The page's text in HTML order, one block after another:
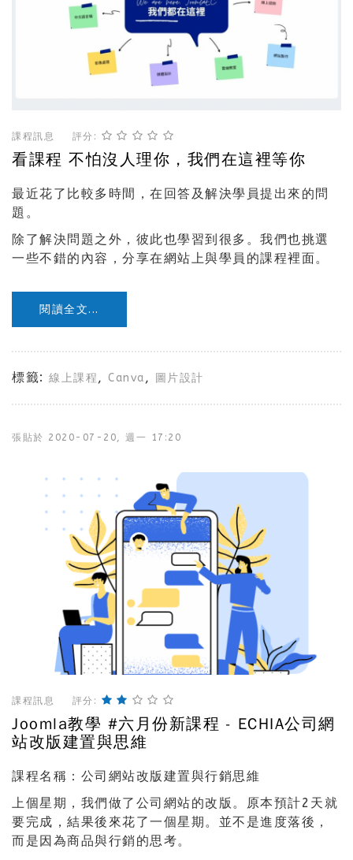
課程訊息
張貼於 2020-07-20, 週一 17:20
評分:
看課程 不怕沒人理你，我們在這裡等你
最近花了比較多時間，在回答及解決學員提出來的問
題。
除了解決問題之外，彼此也學習到很多。我們也挑選
一些不錯的內容，分享在網站上與學員的課程裡面。
閱讀全文...
標籤: 線上課程, Canva, 圖片設計
課程訊息 評分:
Joomla教學 #六月份新課程 - ECHIA公司網
站改版建置與思維
課程名稱：公司網站改版建置與行銷思維
上個星期，我們做了公司網站的改版。原本預計2天就
要完成，結果後來花了一個星期。並不是進度落後，
而是因為商品與行銷的思考。